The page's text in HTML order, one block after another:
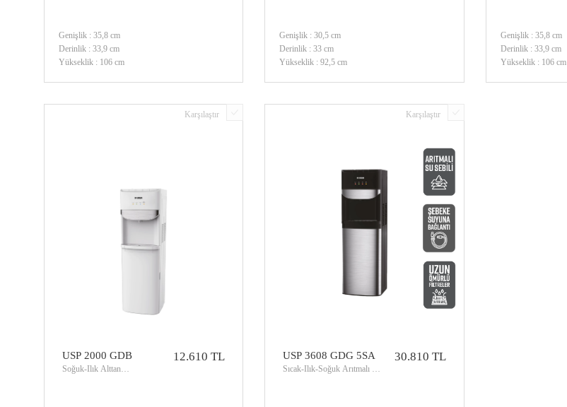
Genişlik : 35,8 cm
Derinlik : 33,9 cm
Yükseklik : 106 cm
Genişlik : 30,5 cm
Derinlik : 33 cm
Yükseklik : 92,5 cm
Genişlik : 35,8 cm
Derinlik : 33,9 cm
Yükseklik : 106 cm
Karşılaştır
USP 2000 GDB
Soğuk-Ilık Alttan
12.610 TL
Karşılaştır
USP 3608 GDG 5SA
Sıcak-Ilık-Soğuk Arıtmalı Su
30.810 TL